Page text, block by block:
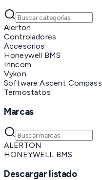
Alerton
Controladores
Accesorios
Honeywell BMS
Inncom
Vykon
Software Ascent Compass
Termostatos
Marcas
ALERTON
HONEYWELL BMS
Descargar listado